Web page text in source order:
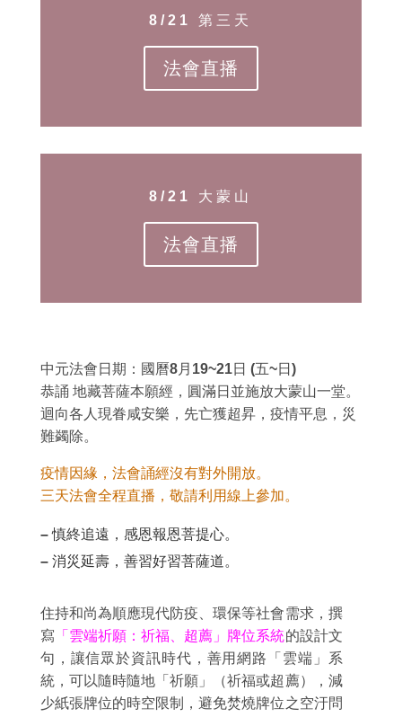
8/21 第三天
法會直播
8/21 大蒙山
法會直播
中元法會日期：國曆8月19~21日 (五~日)
恭誦 地藏菩薩本願經，圓滿日並施放大蒙山一堂。
迴向各人現眷咸安樂，先亡獲超昇，疫情平息，災
難蠲除。
疫情因緣，法會誦經沒有對外開放。
三天法會全程直播，敬請利用線上參加。
– 慎終追遠，感恩報恩菩提心。
– 消災延壽，善習好習菩薩道。
住持和尚為順應現代防疫、環保等社會需求，撰
寫 「雲端祈願：祈福、超薦」牌位系統的設計文
句，讓信眾於資訊時代，善用網路「雲端」系
統，可以隨時隨地「祈願」（祈福或超薦），減
少紙張牌位的時空限制，避免焚燒牌位之空汙問